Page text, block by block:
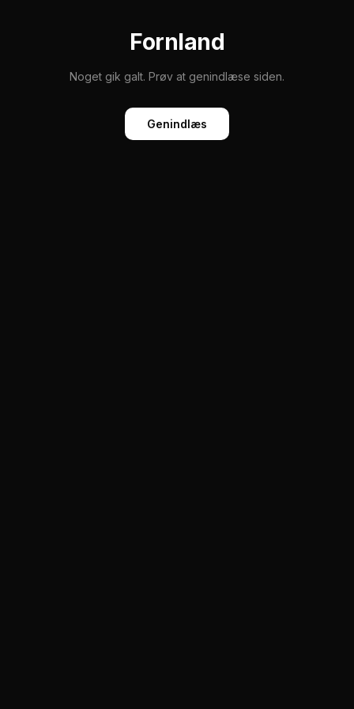
Fornland
Noget gik galt. Prøv at genindlæse siden.
Genindlæs